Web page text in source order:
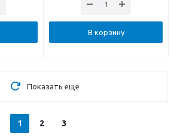
В корзину
Показать еще
1 2 3